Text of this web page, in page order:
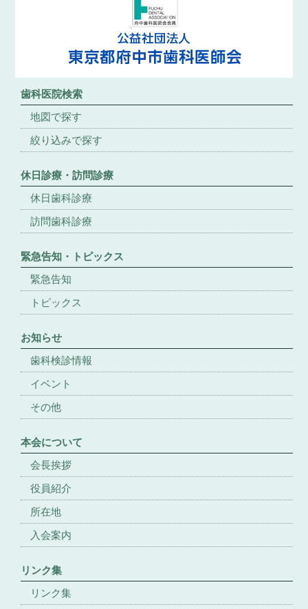
歯科医院検索
地図で探す
絞り込みで探す
休日診療・訪問診療
休日歯科診療
訪問歯科診療
緊急告知・トピックス
緊急告知
トピックス
お知らせ
歯科検診情報
イベント
その他
本会について
会長挨拶
役員紹介
所在地
入会案内
リンク集
リンク集